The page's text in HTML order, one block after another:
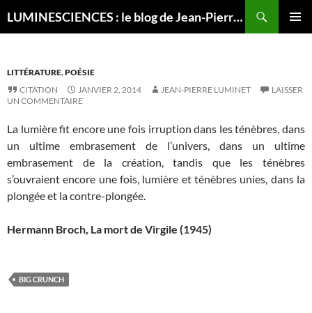
LUMINESCIENCES : le blog de Jean-Pierre LUMINET, astrophysicien
LITTÉRATURE,POÉSIE
CITATION
JANVIER 2, 2014 JEAN-PIERRE LUMINET
LAISSER
UN COMMENTAIRE
La lumière fit encore une fois irruption dans les ténèbres, dans
un ultime embrasement de l’univers, dans un ultime
embrasement de la création, tandis que les ténèbres
s’ouvraient encore une fois, lumière et ténèbres unies, dans la
plongée et la contre-plongée.
Hermann Broch, La mort de Virgile (1945)
BIG CRUNCH